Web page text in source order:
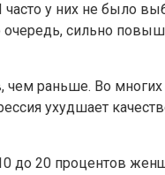
у них не было
сильно
раньше. Во многих
ухудшает
до 20 процентов